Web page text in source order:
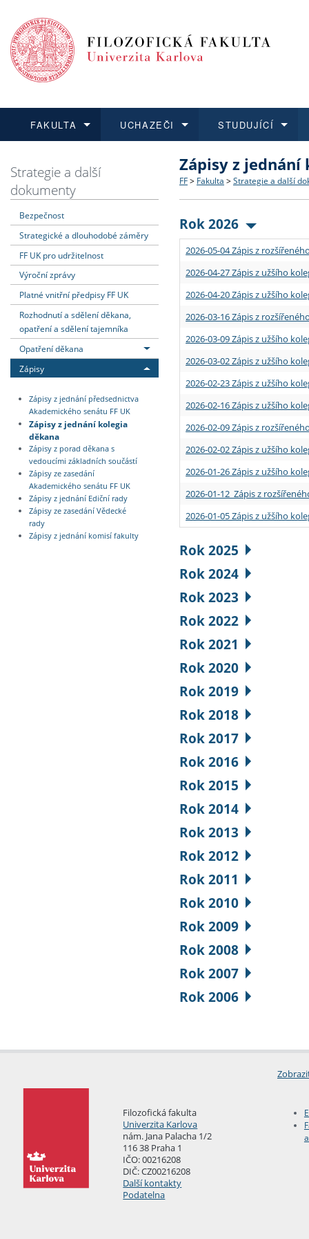
FAKULTA
Dozvědět se více
Struktura a historie
Strategie a další
Podpora a benefity pro
Absolventi fakulty
UCHAZEČI
Podat přihlášku
Co studovat a jak se
Učitelské studijní
Informace k průběhu
STUDUJÍCÍ
Dozvědět se více
Bakalářské a magisterské
Doktorské studium
Rigorózní řízení
Dozvědět se více
O vědě a výzkumu na FF
Akademické kvalifikace
Granty a projekty
Dozvědět se více
Aktuální nabídky a
Vyjíždějící studenti
Přijíždějící studenti
Vyjíždějící zaměstnanci
Strategie a další
dokumenty
Bezpečnost
Strategické a dlouhodobé záměry
FF UK pro udržitelnost
Výroční zprávy
Platné vnitřní předpisy FF UK
Rozhodnutí a sdělení děkana,
opatření a sdělení tajemníka
Opatření děkana
Zápisy
Zápisy z jednání předsednictva
Akademického senátu FF UK
Zápisy z jednání kolegia
děkana
Zápisy z porad děkana s
vedoucími základních součástí
Zápisy ze zasedání
Akademického senátu FF UK
Zápisy z jednání Ediční rady
Zápisy ze zasedání Vědecké
rady
Zápisy z jednání komisí fakulty
Zápisy z jednání
FF > Fakulta > Strategie a další
Rok 2026
2026-05-04 Zápis z
2026-04-27 Zápis z užšího
2026-04-20 Zápis z užšího
2026-03-16 Zápis z
2026-03-09 Zápis z užšího
2026-03-02 Zápis z užšího
2026-02-23 Zápis z užšího
2026-02-16 Zápis z užšího
2026-02-09 Zápis z
2026-02-02 Zápis z užšího
2026-01-26 Zápis z užšího
2026-01-12 Zápis z
2026-01-05 Zápis z užšího
Rok 2025
Rok 2024
Rok 2023
Rok 2022
Rok 2021
Rok 2020
Rok 2019
Rok 2018
Rok 2017
Rok 2016
Rok 2015
Rok 2014
Rok 2013
Rok 2012
Rok 2011
Rok 2010
Rok 2009
Rok 2008
Rok 2007
Rok 2006
Filozofická fakulta
Univerzita Karlova
nám. Jana Palacha 1/2
116 38 Praha 1
IČO: 00216208
DIČ: CZ00216208
Další kontakty
Podatelna